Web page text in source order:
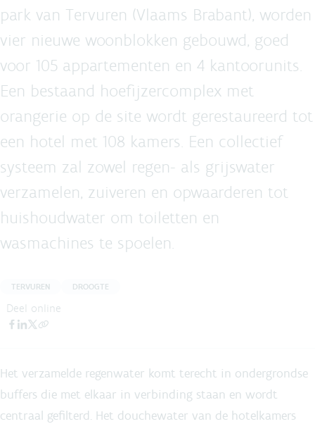
park van Tervuren (Vlaams Brabant), worden
vier nieuwe woonblokken gebouwd, goed
voor 105 appartementen en 4 kantoorunits.
Een bestaand hoefijzercomplex met
orangerie op de site wordt gerestaureerd tot
een hotel met 108 kamers. Een collectief
systeem zal zowel regen- als grijswater
verzamelen, zuiveren en opwaarderen tot
huishoudwater om toiletten en
wasmachines te spoelen.
TERVUREN DROOGTE
Deel online
Het verzamelde regenwater komt terecht in ondergrondse
buffers die met elkaar in verbinding staan en wordt
centraal gefilterd. Het douchewater van de hotelkamers